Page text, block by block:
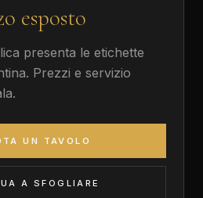
esposto
presenta le etichette
Prezzi e servizio
UN TAVOLO
A SFOGLIARE